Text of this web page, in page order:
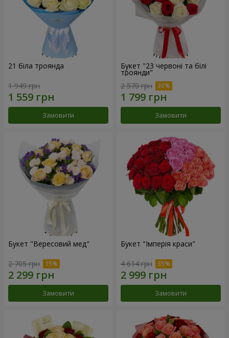
21 біла троянда
1 949 грн
Замовити
Букет "23 червоні та білі
троянди"
2 570 грн
Замовити
Букет "Вересовий мед"
2 705 грн
Замовити
Букет "Імперія краси"
4 614 грн
Замовити